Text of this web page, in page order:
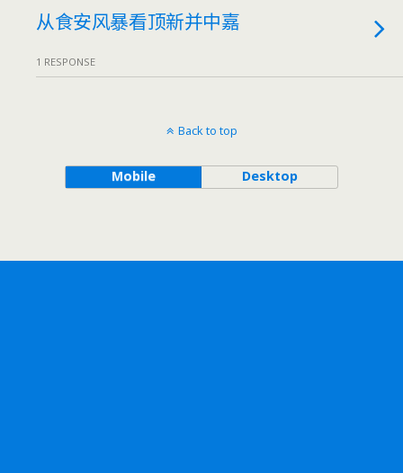
从食安风暴看顶新并中嘉
1 RESPONSE
Back to top
Mobile Desktop